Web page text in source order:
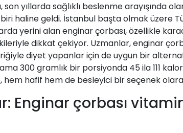
son yıllarda sağlıklı beslenme arayışında
haline geldi. İstanbul başta olmak üzere
yerini alan enginar çorbası, özellikle
dikkat çekiyor. Uzmanlar, enginar
diyet yapanlar için de uygun bir
300 gramlık bir porsiyonda 45 ila 111
hafif hem de besleyici bir seçenek
Enginar çorbası